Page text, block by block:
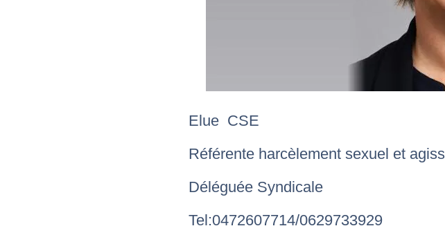
Elue CSE
Référente harcèlement sexuel et
Déléguée Syndicale
Tel:0472607714/0629733929